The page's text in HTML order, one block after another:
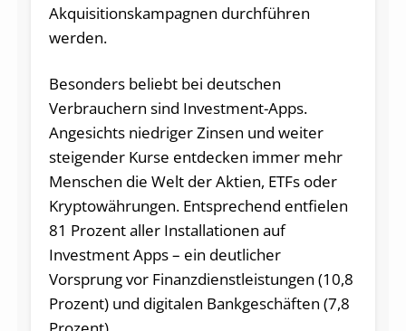
Akquisitionskampagnen durchführen
werden.
Besonders beliebt bei deutschen
Verbrauchern sind Investment-Apps.
Angesichts niedriger Zinsen und weiter
steigender Kurse entdecken immer mehr
Menschen die Welt der Aktien, ETFs oder
Kryptowährungen. Entsprechend entfielen
81 Prozent aller Installationen auf
Investment Apps – ein deutlicher
Vorsprung vor Finanzdienstleistungen (10,8
Prozent) und digitalen Bankgeschäften (7,8